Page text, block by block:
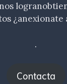
¿anexionate
.
Contacta